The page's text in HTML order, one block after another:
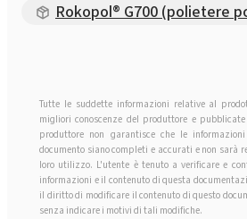
Rokopol® G700 (polietere
Tutte le suddette informazioni relative al
migliori conoscenze del produttore e
produttore non garantisce che le
documento siano completi e accurati e non sarà
loro utilizzo. L'utente è tenuto a verificare e
informazioni e il contenuto di questa
il diritto di modificare il contenuto di questo
senza indicare i motivi di tali modifiche.